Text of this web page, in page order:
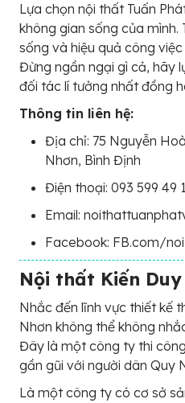
Lựa chọn nội thất Tuấn
không gian sống của
sống và hiệu quả công
Đừng ngần ngại gì cả, hãy
đối tác lí tưởng nhất đồng
Thông tin liên hệ:
Địa chỉ: 75 Nguyễn
Nhơn, Bình Định
Điện thoại: 093 599 49
Email:
Facebook: FB.com/
Nội thất Kiến Duy
Nhắc đến lĩnh vực thiết kế
Nhơn không thể không
Đây là một công ty thi
gần gũi với người dân Quy
Là một công ty có cơ sở